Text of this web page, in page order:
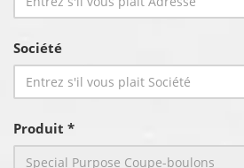
Société
Produit *